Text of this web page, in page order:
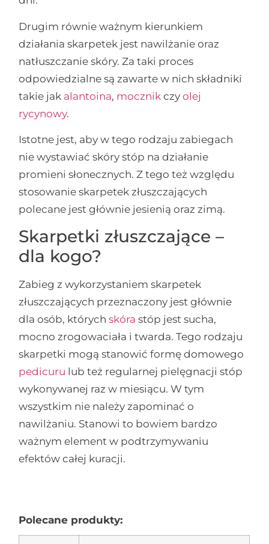
Drugim równie ważnym kierunkiem
działania skarpetek jest nawilżanie oraz
natłuszczanie skóry. Za taki proces
odpowiedzialne są zawarte w nich składniki
takie jak alantoina, mocznik czyolej
rycynowy.
Istotne jest, aby w tego rodzaju zabiegach
nie wystawiać skóry stóp na działanie
promieni słonecznych. Z tego też względu
stosowanie skarpetek złuszczających
polecane jest głównie jesienią oraz zimą.
Skarpetki złuszczające –
dla kogo?
Zabieg z wykorzystaniem skarpetek
złuszczających przeznaczony jest głównie
dla osób, którychskóra stóp jest sucha,
mocno zrogowaciała i twarda. Tego rodzaju
skarpetki mogą stanowić formę domowego
pedicuru lub też regularnej pielęgnacji stóp
wykonywanej raz w miesiącu. W tym
wszystkim nie należy zapominać o
nawilżaniu. Stanowi to bowiem bardzo
ważnym element w podtrzymywaniu
efektów całej kuracji.
Polecane produkty: